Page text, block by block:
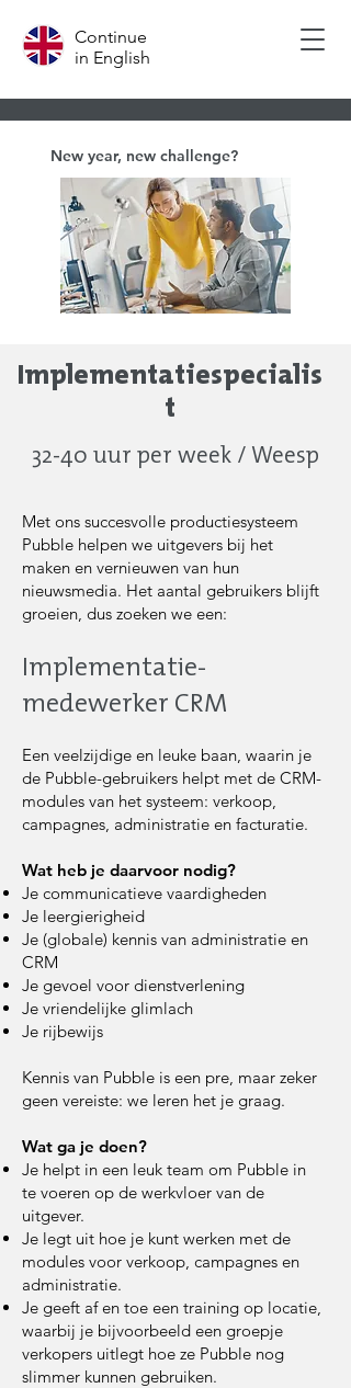
Continue
in English
New year, new challenge?
Implementatiespecialis
t
32-40 uur per week / Weesp
Met ons succesvolle productiesysteem
Pubble helpen we uitgevers bij het
maken en vernieuwen van hun
nieuwsmedia. Het aantal gebruikers blijft
groeien, dus zoeken we een:
Implementatie-
medewerker CRM
Een veelzijdige en leuke baan, waarin je
de Pubble-gebruikers helpt met de CRM-
modules van het systeem: verkoop,
campagnes, administratie en facturatie.
Wat heb je daarvoor nodig?
Je communicatieve vaardigheden
Je leergierigheid
Je (globale) kennis van administratie en
CRM
Je gevoel voor dienstverlening
Je vriendelijke glimlach
Je rijbewijs
Kennis van Pubble is een pre, maar zeker
geen vereiste: we leren het je graag.
Wat ga je doen?
Je helpt in een leuk team om Pubble in
te voeren op de werkvloer van de
uitgever.
Je legt uit hoe je kunt werken met de
modules voor verkoop, campagnes en
administratie.
Je geeft af en toe een training op locatie,
waarbij je bijvoorbeeld een groepje
verkopers uitlegt hoe ze Pubble nog
slimmer kunnen gebruiken.